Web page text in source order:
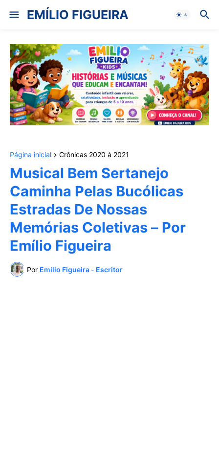
EMÍLIO FIGUEIRA
Página inicial Crônicas 2020 à 2021
Musical Bem Sertanejo
Caminha Pelas Bucólicas
Estradas De Nossas
Memórias Coletivas – Por
Emílio Figueira
Por Emílio Figueira - Escritor